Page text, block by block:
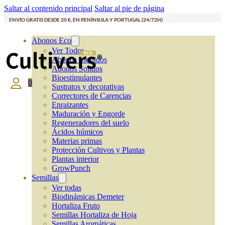
Saltar al contenido principal Saltar al pie de página
ENVÍO GRATIS DESDE 20 €, EN PENÍNSULA Y PORTUGAL (24/72H)
Abonos Eco
Ver Todos
Abonos Líquidos
Abonos Solidos
Bioestimulantes
Sustratos y decorativas
Correctores de Carencias
Enraizantes
Maduración y Engorde
Regeneradores del suelo
Ácidos húmicos
Materias primas
Protección Cultivos y Plantas
Plantas interior
GrowPunch
Semillas
Ver todas
Biodinámicas Demeter
Hortaliza Fruto
Semillas Hortaliza de Hoja
0